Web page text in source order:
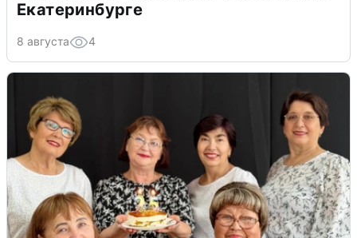
Екатеринбурге
8 августа 4